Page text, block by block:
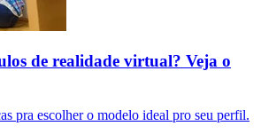
de realidade virtual? Veja o
pra escolher o modelo ideal pro seu perfil.